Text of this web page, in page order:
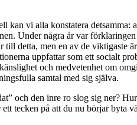
kan vi alla konstatera detsamma:
Under några år var
detta, men en av de viktigaste
uppfattar som ett socialt
och medvetenhet om
samtal med sig själva.
och den inre ro slog sig ner?
tecken på att du nu börjar byta